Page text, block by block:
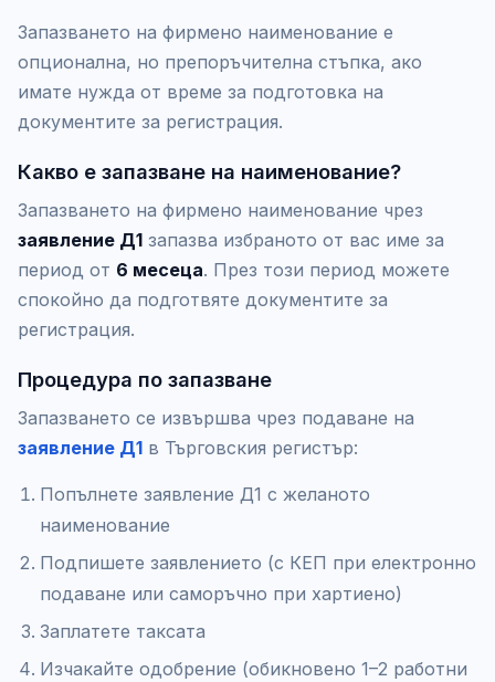
Запазването на фирмено наименование е
опционална, но препоръчителна стъпка, ако
имате нужда от време за подготовка на
документите за регистрация.
Какво е запазване на наименование?
Запазването на фирмено наименование чрез
заявление Д1 запазва избраното от вас име за
период от 6 месеца. През този период можете
спокойно да подготвяте документите за
регистрация.
Процедура по запазване
Запазването се извършва чрез подаване на
заявление Д1 в Търговския регистър:
Попълнете заявление Д1 с желаното
наименование
Подпишете заявлението (с КЕП при електронно
подаване или саморъчно при хартиено)
Заплатете таксата
Изчакайте одобрение (обикновено 1–2 работни